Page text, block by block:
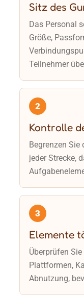
Sitz des
Das Personal
Größe,
Teilnehmer
2
Kontrolle
Begrenzen
jeder Strecke,
3
Elemente
Überprüfen Sie
Plattformen,
Abnutzung,